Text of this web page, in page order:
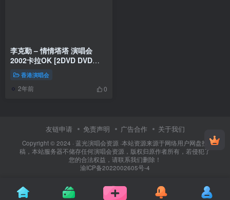
李克勤 – 情情塔塔 演唱会
2002卡拉OK [2DVD DVD
14.55GB]
香港演唱会
2年前 0
友链申请 免责声明 广告合作 关于我们
Copyright © 2024 · 蓝光演唱会资源 ·本站资源来源于网络用户网盘投
稿，本站服务器不储存任何演唱会资源，版权归原作者所有，若侵犯了
您的合法权益，请联系我们删除！
渝ICP备2022002605号-4